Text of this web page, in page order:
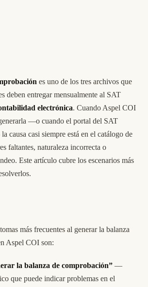
es uno de los tres archivos que
deben entregar mensualmente al SAT
electrónica. Cuando Aspel COI
—o cuando el portal del SAT
causa casi siempre está en el catálogo de
faltantes, naturaleza incorrecta o
Este artículo cubre los escenarios más
más frecuentes al generar la balanza
Aspel COI son:
la balanza de comprobación” —
que puede indicar problemas en el